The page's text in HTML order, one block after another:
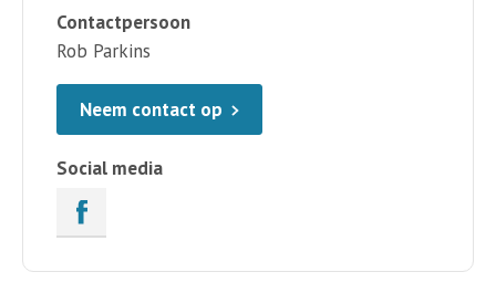
Contactpersoon
Rob Parkins
Neem contact op
Social media